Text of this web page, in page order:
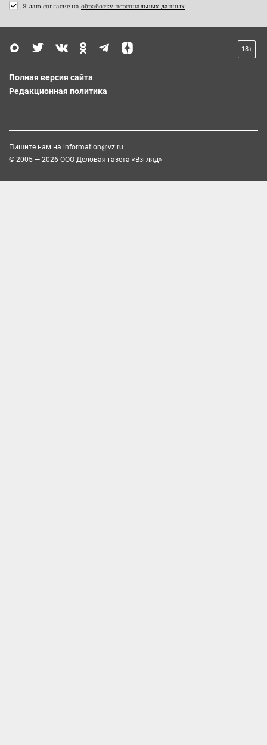
Я даю согласие на обработку персональных данных
18+
Полная версия сайта
Редакционная политика
Пишите нам на information@vz.ru
© 2005 — 2026 ООО Деловая газета «Взгляд»